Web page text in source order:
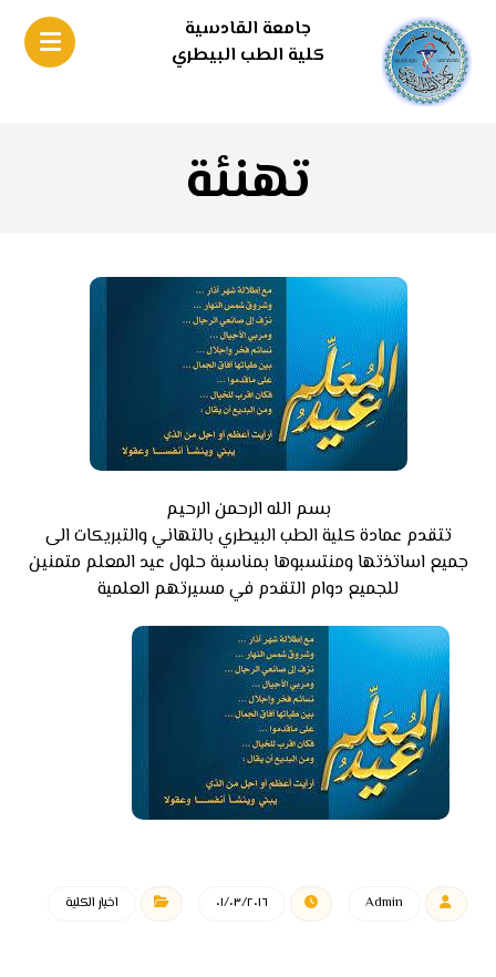
جامعة القادسية
كلية الطب البيطري
تهنئة
بسم الله الرحمن الرحيم
تتقدم عمادة كلية الطب البيطري بالتهاني والتبريكات الى
جميع اساتذتها ومنتسبوها بمناسبة حلول عيد المعلم متمنين
للجميع دوام التقدم في مسيرتهم العلمية
Admin ٠١/٠٣/٢٠١٦ اخبار الكلية